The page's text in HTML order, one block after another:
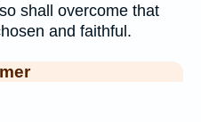
shall overcome that
and faithful.